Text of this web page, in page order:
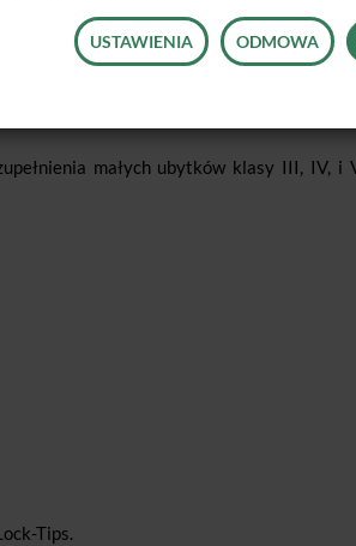
zachowawczej do wypełniania małych
małych ubytków klasy III, IV, i
Tips.
USTAWIENIA ODMOWA